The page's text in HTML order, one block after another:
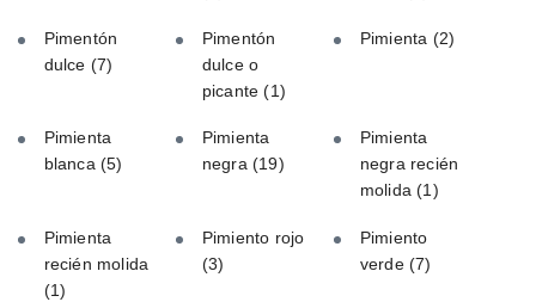
Pimentón
dulce (7)
Pimentón
dulce o
picante(1)
Pimienta (2)
Pimienta
blanca (5)
Pimienta
negra (19)
Pimienta
negra recién
molida(1)
Pimienta
recién molida
(1)
Pimiento rojo
(3)
Pimiento
verde(7)